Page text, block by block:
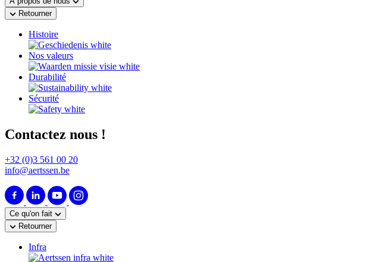
Retourner
Histoire
Nos valeurs
Durabilité
Sécurité
Contactez nous !
+32 (0)3 561 00 20
info@aertssen.be
Ce qu'on fait
Retourner
Infra